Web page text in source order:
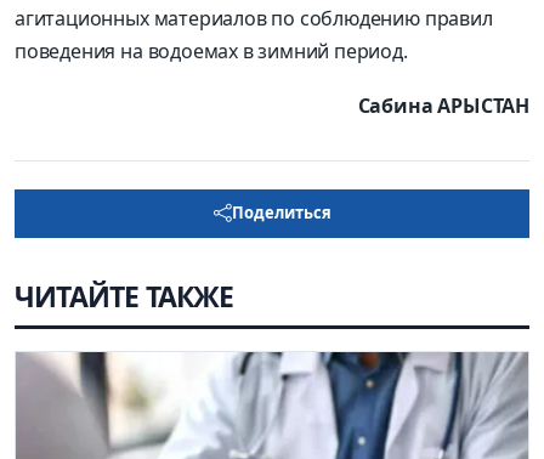
агитационных материалов по соблюдению правил
поведения на водоемах в зимний период.
Сабина АРЫСТАН
Поделиться
ЧИТАЙТЕ ТАКЖЕ